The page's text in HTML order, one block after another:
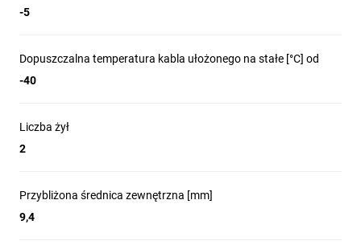
temperaturowego.
-5
Dopuszczalna temperatura kabla ułożonego na stałe [°C] od
-40
Liczba żył
2
Przybliżona średnica zewnętrzna [mm]
9,4